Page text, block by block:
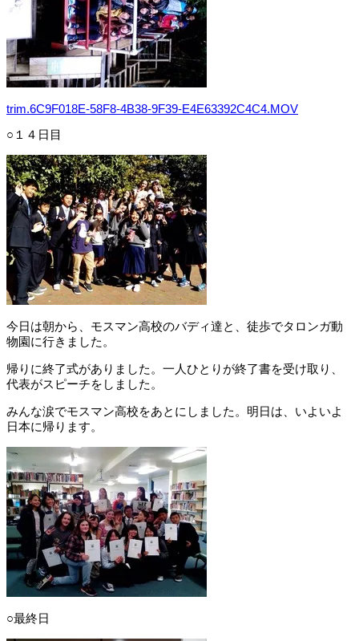
trim.6C9F018E-58F8-4B38-9F39-E4E63392C4C4.MOV
○１４日目
今日は朝から、モスマン高校のバディ達と、徒歩でタロンガ動
物園に行きました。
帰りに終了式がありました。一人ひとりが終了書を受け取り、
代表がスピーチをしました。
みんな涙でモスマン高校をあとにしました。明日は、いよいよ
日本に帰ります。
○最終日